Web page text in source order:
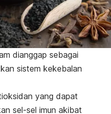
dianggap sebagai
sistem kekebalan
yang dapat
sel-sel imun akibat